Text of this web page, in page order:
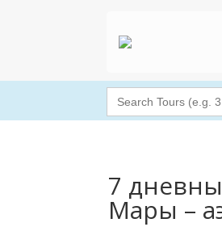
Search
for:
7
Мары –